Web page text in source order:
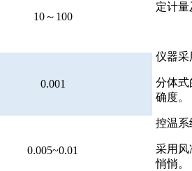
10～100
0.001
0.005~0.01
定计量
仪器采
分体式
确度。
控温系
采用风
悄悄。